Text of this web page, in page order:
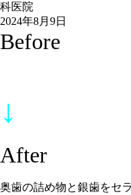
科医院
2024年8月9日
Before
↓
After
奥歯の詰め物と銀歯をセ